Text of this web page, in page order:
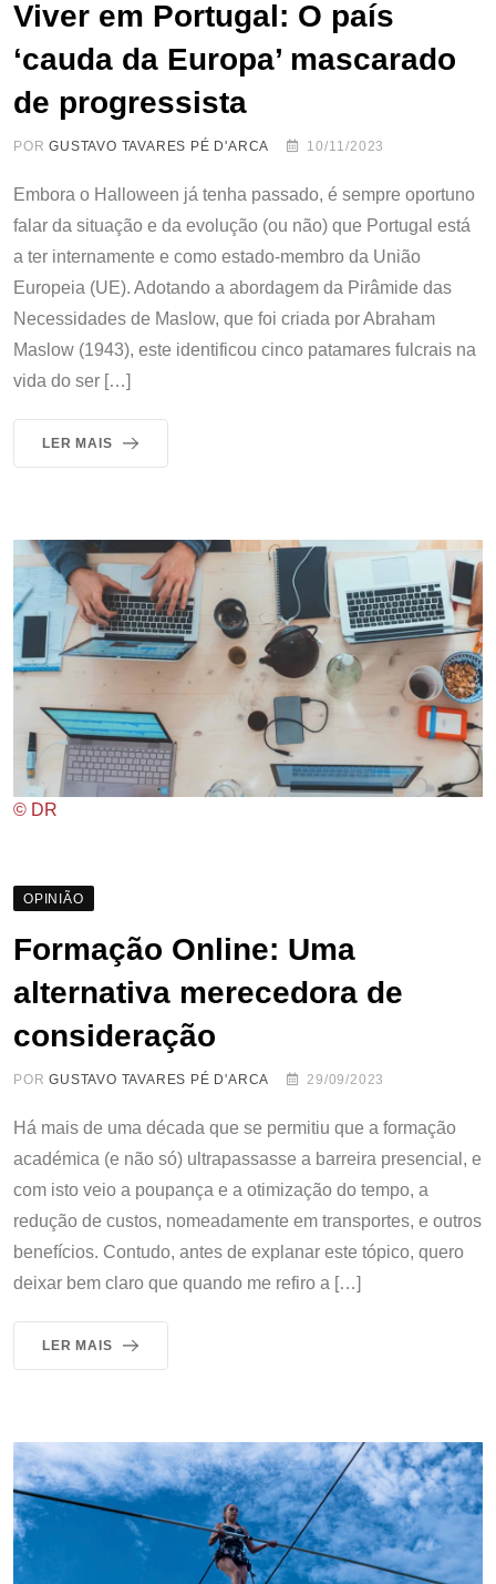
Viver em Portugal: O país
‘cauda da Europa’ mascarado
de progressista
PORGUSTAVO TAVARES PÉ D'ARCA 10/11/2023
Embora o Halloween já tenha passado, é sempre oportuno
falar da situação e da evolução (ou não) que Portugal está
a ter internamente e como estado-membro da União
Europeia (UE). Adotando a abordagem da Pirâmide das
Necessidades de Maslow, que foi criada por Abraham
Maslow (1943), este identificou cinco patamares fulcrais na
vida do ser […]
LER MAIS
© DR
OPINIÃO
Formação Online: Uma
alternativa merecedora de
consideração
PORGUSTAVO TAVARES PÉ D'ARCA 29/09/2023
Há mais de uma década que se permitiu que a formação
académica (e não só) ultrapassasse a barreira presencial, e
com isto veio a poupança e a otimização do tempo, a
redução de custos, nomeadamente em transportes, e outros
benefícios. Contudo, antes de explanar este tópico, quero
deixar bem claro que quando me refiro a […]
LER MAIS